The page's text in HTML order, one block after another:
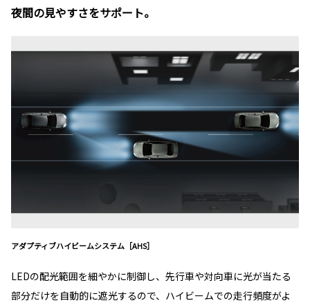
夜間の見やすさをサポート。
アダプティブハイビームシステム［AHS］
LEDの配光範囲を細やかに制御し、先行車や対向車に光が当たる
部分だけを自動的に遮光するので、ハイビームでの走行頻度がよ